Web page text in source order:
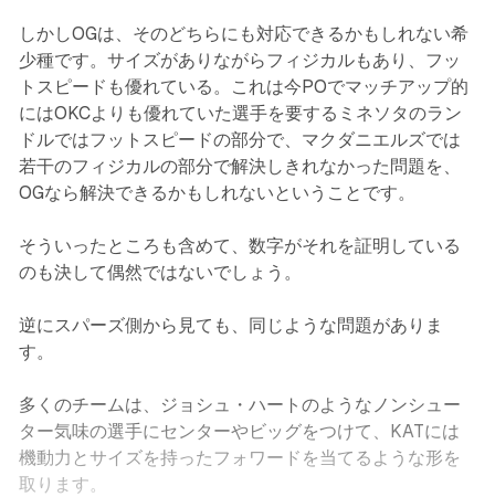
しかしOGは、そのどちらにも対応できるかもしれない希
少種です。サイズがありながらフィジカルもあり、フッ
トスピードも優れている。これは今POでマッチアップ的
にはOKCよりも優れていた選手を要するミネソタのラン
ドルではフットスピードの部分で、マクダニエルズでは
若干のフィジカルの部分で解決しきれなかった問題を、
OGなら解決できるかもしれないということです。
そういったところも含めて、数字がそれを証明している
のも決して偶然ではないでしょう。
逆にスパーズ側から見ても、同じような問題がありま
す。
多くのチームは、ジョシュ・ハートのようなノンシュー
ター気味の選手にセンターやビッグをつけて、KATには
機動力とサイズを持ったフォワードを当てるような形を
取ります。